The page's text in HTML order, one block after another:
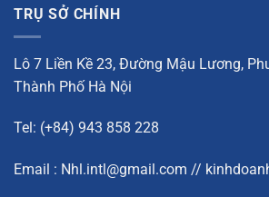
TRỤ SỞ CHÍNH
Lô 7 Liền Kề 23, Đường Mậu Lương,
Thành Phố Hà Nội
Tel: (+84) 943 858 228
Email : Nhl.intl@gmail.com //